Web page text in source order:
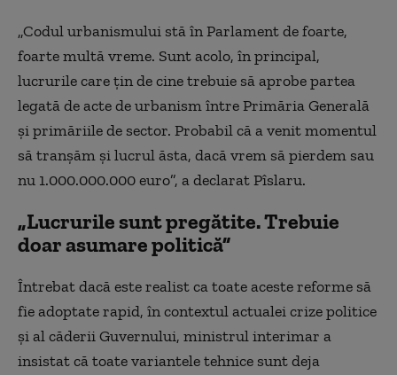
„Codul urbanismului stă în Parlament de foarte,
foarte multă vreme. Sunt acolo, în principal,
lucrurile care țin de cine trebuie să aprobe partea
legată de acte de urbanism între Primăria Generală
și primăriile de sector. Probabil că a venit momentul
să tranșăm și lucrul ăsta, dacă vrem să pierdem sau
nu 1.000.000.000 euro”, a declarat Pîslaru.
„Lucrurile sunt pregătite. Trebuie
doar asumare politică”
Întrebat dacă este realist ca toate aceste reforme să
fie adoptate rapid, în contextul actualei crize politice
și al căderii Guvernului, ministrul interimar a
insistat că toate variantele tehnice sunt deja